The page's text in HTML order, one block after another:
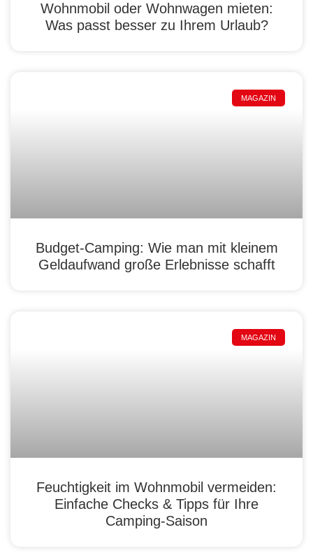
Wohnmobil oder Wohnwagen mieten:
Was passt besser zu Ihrem Urlaub?
MAGAZIN
Budget-Camping: Wie man mit kleinem
Geldaufwand große Erlebnisse schafft
MAGAZIN
Feuchtigkeit im Wohnmobil vermeiden:
Einfache Checks & Tipps für Ihre
Camping-Saison